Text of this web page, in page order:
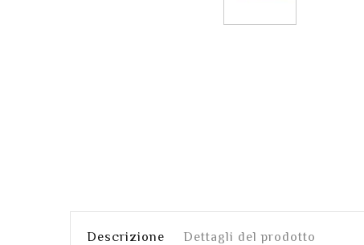
Descrizione Dettagli del prodotto